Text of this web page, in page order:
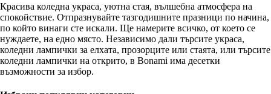
Красива коледна украса, уютна стая, вълшебна атмосфера на
спокойствие. Отпразнувайте тазгодишните празници по начина,
по който винаги сте искали. Ще намерите всичко, от което се
нуждаете, на едно място. Независимо дали търсите украса,
коледни лампички за елхата, прозорците или стаята, или търсите
коледни лампички на открито, в Bonami има десетки
възможности за избор.